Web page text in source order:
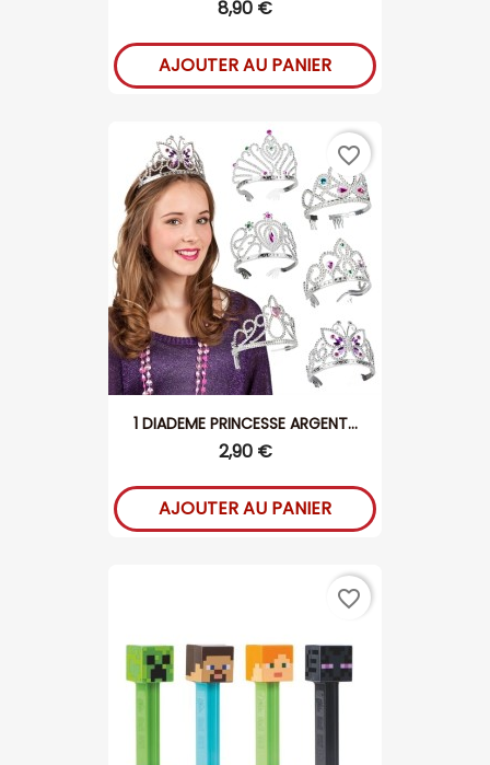
8,90 €
AJOUTER AU PANIER
1 DIADEME PRINCESSE ARGENT...
2,90 €
AJOUTER AU PANIER
favorite_border
favorite_border